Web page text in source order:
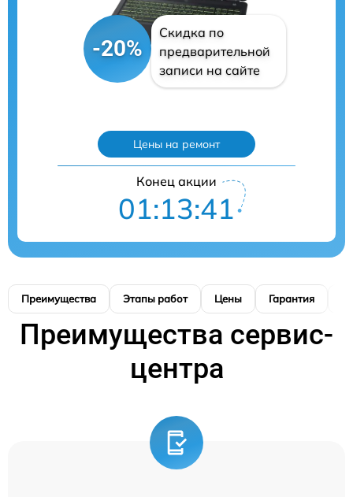
-20%
Скидка по
предварительной
записи на сайте
Цены на ремонт
Конец акции
01:13:40
Преимущества Этапы работ Цены Гарантия
Преимущества сервис-
центра